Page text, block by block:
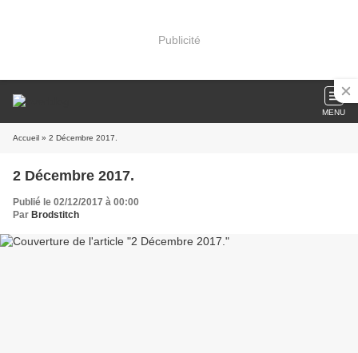
Publicité
MENU
Accueil » 2 Décembre 2017.
2 Décembre 2017.
Publié le 02/12/2017 à 00:00
Par Brodstitch